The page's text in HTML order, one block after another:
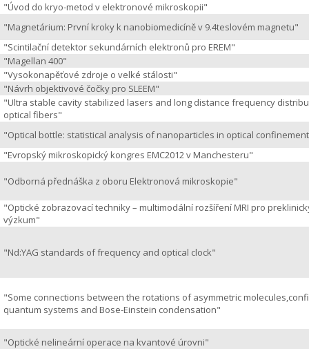
"Úvod do kryo-metod v elektronové mikroskopii"
"Magnetárium: První kroky k nanobiomedicíně v 9.4teslovém magnetu"
"Scintilační detektor sekundárních elektronů pro EREM"
"Magellan 400"
"Vysokonapěťové zdroje o velké stálosti"
"Návrh objektivové čočky pro SLEEM"
"Ultra stable cavity stabilized lasers and long distance frequency
optical fibers"
"Optical bottle: statistical analysis of nanoparticles in optical
"Evropský mikroskopický kongres EMC2012 v Manchesteru"
"Odborná přednáška z oboru Elektronová mikroskopie"
"Optické zobrazovací techniky – multimodální rozšíření MRI pro
výzkum"
"Nd:YAG standards of frequency and optical clock"
"Some connections between the rotations of asymmetric
quantum systems and Bose-Einstein condensation"
"Optické nelineární operace na kvantové úrovni"